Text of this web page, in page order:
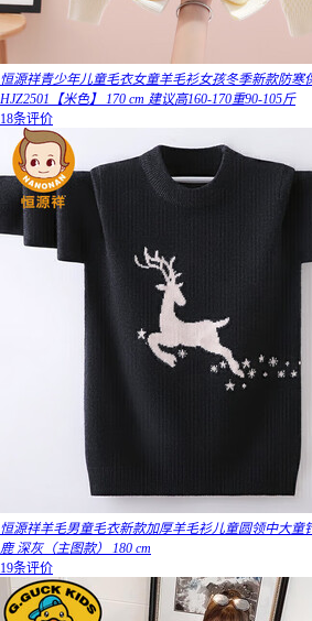
恒源祥青少年儿童毛衣女童羊毛衫女孩冬季新款防寒
HJZ2501【米色】 170 cm 建议高160-170重90-105斤
18条评价
恒源祥羊毛男童毛衣新款加厚羊毛衫儿童圆领中大童
鹿 深灰（主图款） 180 cm
19条评价